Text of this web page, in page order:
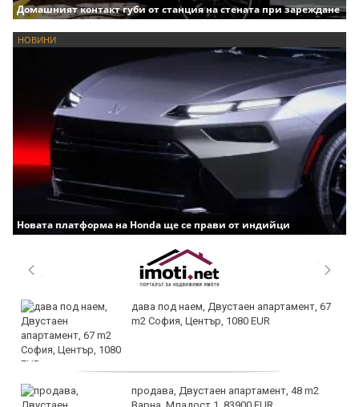
Домашният контакт губи от станция на стената при зареждане
НОВИНИ
Новата платформа на Honda ще се прави от индийци
дава под наем, Двустаен апартамент, 67
m2 София, Център, 1080 EUR
продава, Двустаен апартамент, 48 m2